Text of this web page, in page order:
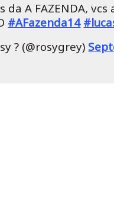
A FAZENDA, vcs
#AFazenda14
? (@rosygrey)